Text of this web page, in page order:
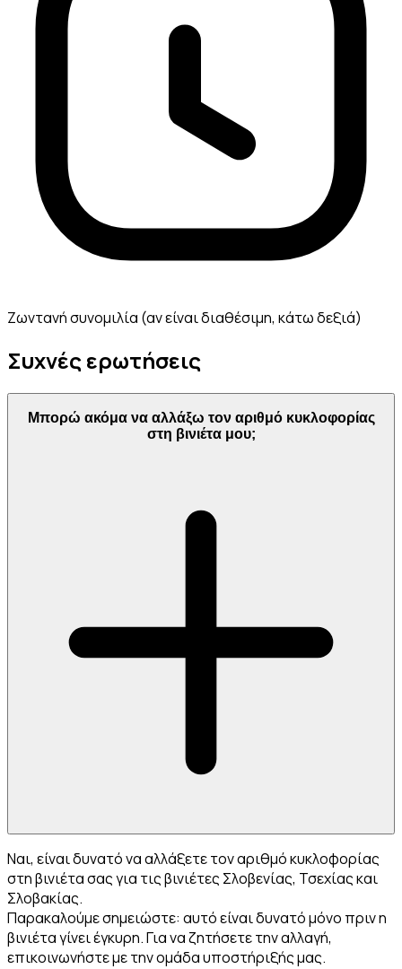
Ζωντανή συνομιλία (αν είναι διαθέσιμη, κάτω δεξιά)
Συχνές ερωτήσεις
Μπορώ ακόμα να αλλάξω τον αριθμό κυκλοφορίας
στη βινιέτα μου;
Ναι, είναι δυνατό να αλλάξετε τον αριθμό κυκλοφορίας
στη βινιέτα σας για τις βινιέτες Σλοβενίας, Τσεχίας και
Σλοβακίας.
Παρακαλούμε σημειώστε: αυτό είναι δυνατό μόνο πριν η
βινιέτα γίνει έγκυρη. Για να ζητήσετε την αλλαγή,
επικοινωνήστε με την ομάδα υποστήριξής μας.